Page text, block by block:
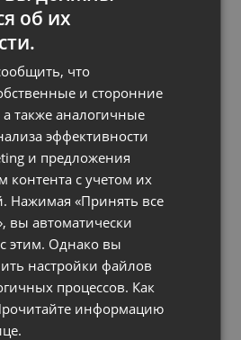
оратора
является
свой листок с заметками
в файл PowerPoint. Если
от времени и постоянно
со своей аудиторией,
останется
же оратор постоянно
заметки, создается
RUSSIAN
PORTUGUESE
ITALIAN
об их
что
и сторонние
также аналогичные
эффективности
и предложения
контента с учетом их
Нажимая «Принять все
вы автоматически
этим. Однако вы
настройки файлов
процессов. Как
информацию